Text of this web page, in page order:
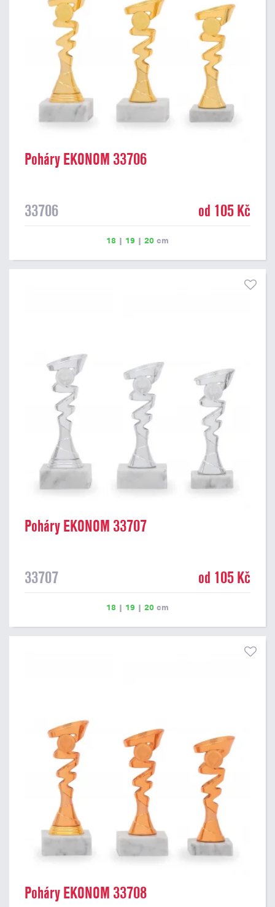
Poháry EKONOM 33706
33706 od 105 Kč
18 | 19 | 20 cm
Poháry EKONOM 33707
33707 od 105 Kč
18 | 19 | 20 cm
Poháry EKONOM 33708